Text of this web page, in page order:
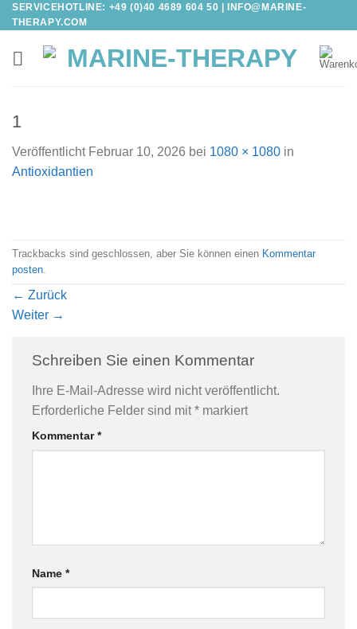
Zum
Inhalt
springen
SERVICEHOTLINE: +49 (0)40 4689 604 50 |
INFO@MARINE-
THERAPY.COM
1
Veröffentlicht Februar 10, 2026 bei 1080 × 1080 in
Antioxidantien
Trackbacks sind geschlossen, aber Sie können einen Kommentar
posten
← Zurück
Weiter →
Schreiben Sie einen Kommentar
Ihre E-Mail-Adresse wird nicht veröffentlicht.
Erforderliche Felder sind mit* markiert
Kommentar*
Name *